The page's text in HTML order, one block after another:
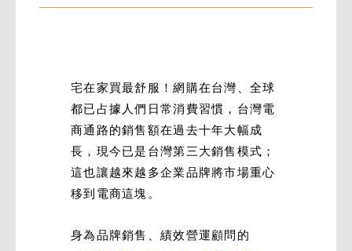
宅在家買最舒服！網購在台灣、全球
都已占據人們日常消費習慣，台灣電
商通路的銷售額在過去十年大幅成
長，現今已是台灣第三大銷售模式；
這也讓越來越多企業品牌將市場重心
移到電商這塊。
身為品牌銷售、績效營運顧問的